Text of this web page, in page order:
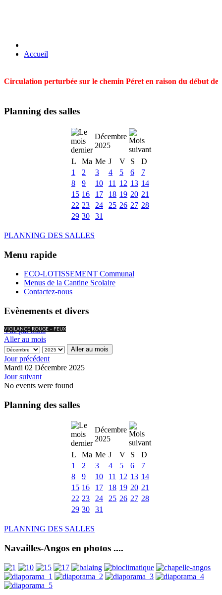
Accueil
Circulation perturbée sur le chemin Péret en raison du début
Planning des salles
Décembre
2025
L
Ma Me J V S
D
1
2 3 4 5 6
7
8
9 10 11 12 13 14
15 16 17 18 19 20 21
22 23 24 25 26 27 28
29 30 31
PLANNING DES SALLES
Menu rapide
ECO-LOTISSEMENT Communal
Menus de la Cantine Scolaire
Contactez-nous
Evènements et divers
VIGILANCE ROUGE - FEUX
Vue par mois
Aller au mois
Aller au mois
Jour précédent
Mardi 02 Décembre 2025
Jour suivant
No events were found
Planning des salles
Décembre
2025
L
Ma Me J V S
D
1
2 3 4 5 6
7
8
9 10 11 12 13 14
15 16 17 18 19 20 21
22 23 24 25 26 27 28
29 30 31
PLANNING DES SALLES
Navailles-Angos en photos ....